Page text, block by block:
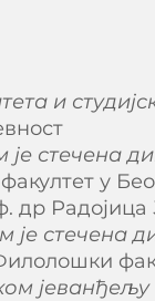
и
стечена
у
др Радојица
је стечена
јеванђељу